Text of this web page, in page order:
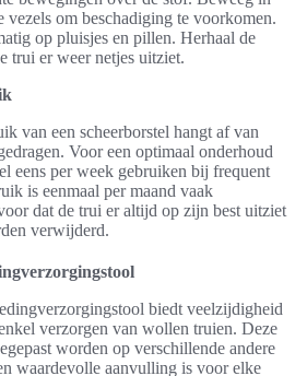
vezels om beschadiging te voorkomen.
op pluisjes en pillen. Herhaal de
trui er weer netjes uitziet.
van een scheerborstel hangt af van
Voor een optimaal onderhoud
eens per week gebruiken bij frequent
is eenmaal per maand vaak
dat de trui er altijd op zijn best uitziet
verwijderd.
biedt veelzijdigheid
verzorgen van wollen truien. Deze
worden op verschillende andere
waardevolle aanvulling is voor elke